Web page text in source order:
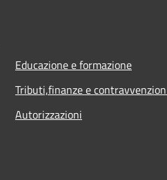
Educazione e formazione
Tributi,finanze e
Autorizzazioni